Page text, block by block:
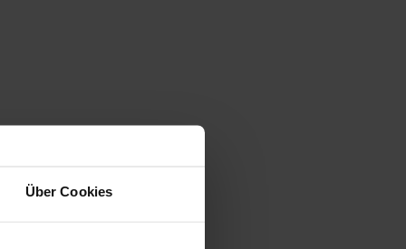
Über Cookies